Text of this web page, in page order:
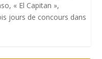
« El Capitan »,
jours de concours dans